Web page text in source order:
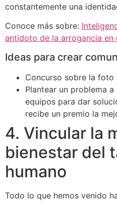
constantemente una
Conoce más sobre:
antídoto de la arrogancia en
Ideas para crear
Concurso sobre la foto
Plantear un problema
equipos para dar
recibe un premio la
4. Vincular la
bienestar del
humano
Todo lo que hemos venido